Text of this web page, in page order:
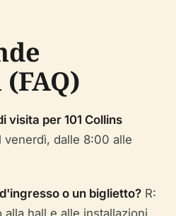
visita per 101 Collins
venerdì, dalle 8:00 alle
o un biglietto? R:
hall e alle installazioni